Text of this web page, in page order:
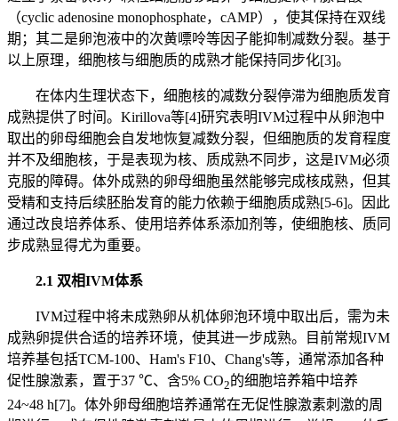
（cyclic adenosine monophosphate，cAMP），使其保持在双线
期；其二是卵泡液中的次黄嘌呤等因子能抑制减数分裂。基于
以上原理，细胞核与细胞质的成熟才能保持同步化[3]。
在体内生理状态下，细胞核的减数分裂停滞为细胞质发育
成熟提供了时间。Kirillova等[4]研究表明IVM过程中从卵泡中
取出的卵母细胞会自发地恢复减数分裂，但细胞质的发育程度
并不及细胞核，于是表现为核、质成熟不同步，这是IVM必须
克服的障碍。体外成熟的卵母细胞虽然能够完成核成熟，但其
受精和支持后续胚胎发育的能力依赖于细胞质成熟[5-6]。因此
通过改良培养体系、使用培养体系添加剂等，使细胞核、质同
步成熟显得尤为重要。
2.1 双相IVM体系
IVM过程中将未成熟卵从机体卵泡环境中取出后，需为未
成熟卵提供合适的培养环境，使其进一步成熟。目前常规IVM
培养基包括TCM-100、Ham's F10、Chang's等，通常添加各种
促性腺激素，置于37 ℃、含5% CO2的细胞培养箱中培养
24~48 h[7]。体外卵母细胞培养通常在无促性腺激素刺激的周